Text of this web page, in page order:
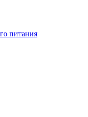
питания